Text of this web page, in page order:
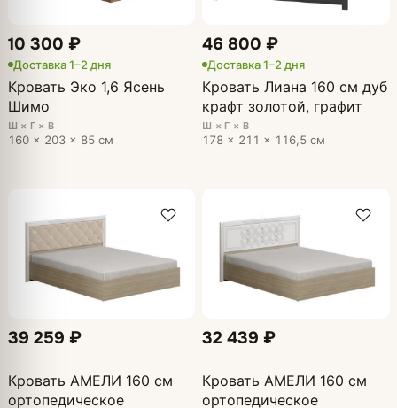
10 300 ₽
Доставка 1–2 дня
Кровать Эко 1,6 Ясень
Шимо
Ш × Г × В
160 × 203 × 85 см
46 800 ₽
Доставка 1–2 дня
Кровать Лиана 160 см дуб
крафт золотой, графит
Ш × Г × В
178 × 211 × 116,5 см
39 259 ₽
Кровать АМЕЛИ 160 см
ортопедическое
32 439 ₽
Кровать АМЕЛИ 160 см
ортопедическое